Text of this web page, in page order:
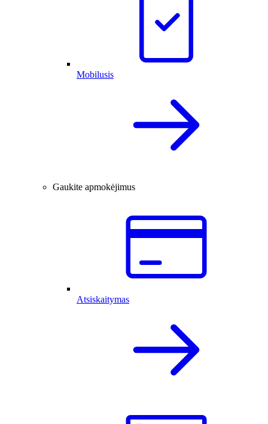
Mobilusis
Gaukite apmokėjimus
Atsiskaitymas